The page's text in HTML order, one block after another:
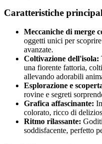
Caratteristiche
Meccaniche di merge
oggetti unici per
avanzate.
Coltivazione dell'isola:
una fiorente fattoria,
allevando adorabili
Esplorazione e
rovine e segreti
Grafica affascinante:
colorato, ricco di
Ritmo rilassante:
soddisfacente, perfetto